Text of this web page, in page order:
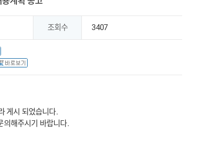
조회수 3407
게시 되었습니다.
의해주시기 바랍니다.